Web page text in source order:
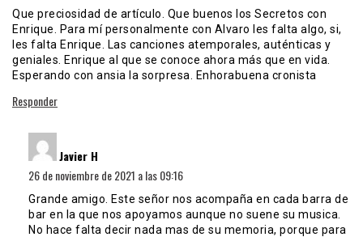
Que preciosidad de artículo. Que buenos los Secretos con
Enrique. Para mí personalmente con Alvaro les falta algo, si,
les falta Enrique. Las canciones atemporales, auténticas y
geniales. Enrique al que se conoce ahora más que en vida.
Esperando con ansia la sorpresa. Enhorabuena cronista
Responder
Javier H
26 de noviembre de 2021 a las 09:16
Grande amigo. Este señor nos acompaña en cada barra de
bar en la que nos apoyamos aunque no suene su musica.
No hace falta decir nada mas de su memoria, porque para